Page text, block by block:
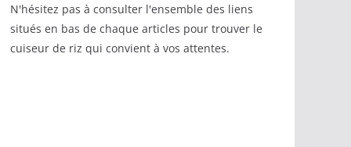
N'hésitez pas à consulter l'ensemble des liens
situés en bas de chaque articles pour trouver le
cuiseur de riz qui convient à vos attentes.